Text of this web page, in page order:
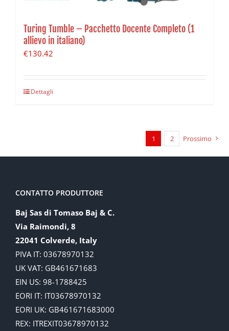
Turing Tumble – Pacchetto Docente Completo (1
allievo in italiano)
€130.42
Dettagli
1 2 Prossimo
CONTATTO PRODUTTORE
Baj Sas di Tomaso Baj & C.
Via Raimondi, 8
22041 Colverde, Italy
PIVA IT: 03678970132
UK VAT: GB461671683
EIN US: 98-1788425
EORI IT: IT03678970132
EORI UK: GB461671683000
REX: ITREXIT03678970132